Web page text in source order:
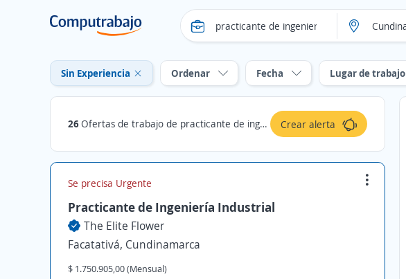
Sin Experiencia Ordenar Fecha Lugar de trabajo
26Ofertas de trabajo de practicante de ingenieria industrial sin experiencia en Cundinamarca Crear alerta
Se precisa Urgente
Practicante de Ingeniería Industrial
The Elite Flower
Facatativá, Cundinamarca
$ 1.750.905,00 (Mensual)